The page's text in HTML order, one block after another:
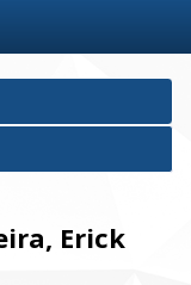
Erick